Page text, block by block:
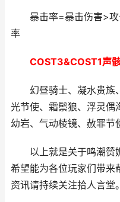
暴击率=暴击伤害>攻
率
COST3&COST1声
幻昼骑士、凝水贵族
光节使、霜鬃狼、浮灵偶
幼岩、气动棱镜、赦罪节
以上就是关于鸣潮赞妮
希望能为各位玩家们带来
资讯请持续关注拾人言堂。